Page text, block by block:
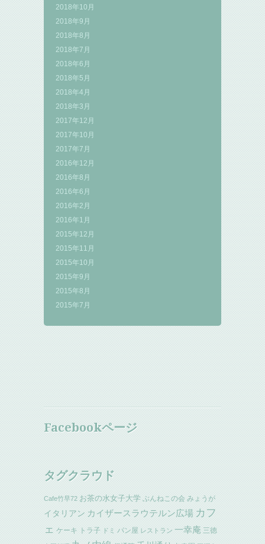
2018年10月
2018年9月
2018年8月
2018年7月
2018年6月
2018年5月
2018年4月
2018年3月
2017年12月
2017年10月
2017年7月
2016年12月
2016年8月
2016年6月
2016年2月
2016年1月
2015年12月
2015年11月
2015年10月
2015年9月
2015年8月
2015年7月
Facebookページ
タグクラウド
Cafe竹早72 お茶の水女子大学 ぶんねこの会 みょうが
イタリアン カイザースラウテルン広場 カフ
ェ ケーキ トラ子 ドミ パン屋 レストラン 一幸庵 三徳